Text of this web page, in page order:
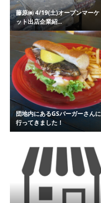
藤原㈱ 4/19(土)オープンマーケ
ット出店企業紹...
団地内にあるGSバーガーさんに
行ってきました！